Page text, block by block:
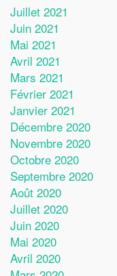
Juillet 2021
Juin 2021
Mai 2021
Avril 2021
Mars 2021
Février 2021
Janvier 2021
Décembre 2020
Novembre 2020
Octobre 2020
Septembre 2020
Août 2020
Juillet 2020
Juin 2020
Mai 2020
Avril 2020